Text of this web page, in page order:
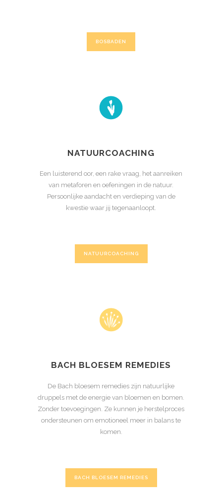
BOSBADEN
NATUURCOACHING
Een luisterend oor, een rake vraag, het aanreiken
van metaforen en oefeningen in de natuur.
Persoonlijke aandacht en verdieping van de
kwestie waar jij tegenaanloopt.
NATUURCOACHING
BACH BLOESEM REMEDIES
De Bach bloesem remedies zijn natuurlijke
druppels met de energie van bloemen en bomen.
Zonder toevoegingen. Ze kunnen je herstelproces
ondersteunen om emotioneel meer in balans te
komen.
BACH BLOESEM REMEDIES